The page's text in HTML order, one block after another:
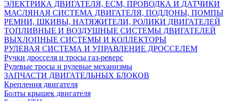
ЭЛЕКТРИКА ДВИГАТЕЛЯ, ECM, ПРОВОДКА И ДАТЧИКИ
МАСЛЯНАЯ СИСТЕМА ДВИГАТЕЛЯ, ПОДДОНЫ, ПОМПЫ
РЕМНИ, ШКИВЫ, НАТЯЖИТЕЛИ, РОЛИКИ ДВИГАТЕЛЕЙ
ТОПЛИВНЫЕ И ВОЗДУШНЫЕ СИСТЕМЫ ДВИГАТЕЛЕЙ
ВЫХЛОПНЫЕ СИСТЕМЫ И КОЛЛЕКТОРЫ
РУЛЕВАЯ СИСТЕМА И УПРАВЛЕНИЕ ДРОССЕЛЕМ
Ручки дросселя и тросы газ-реверс
Рулевые тросы и рулевые механизмы
ЗАПЧАСТИ ДВИГАТЕЛЬНЫХ БЛОКОВ
Крепления двигателя
Болты крышек двигателя